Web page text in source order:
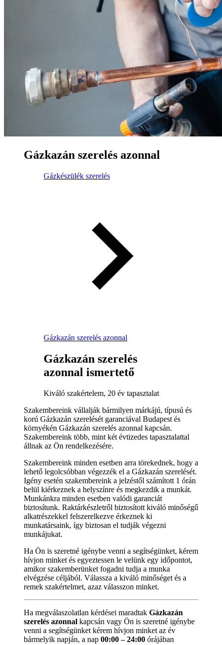
Gázkazán szerelés azonnal
Gázkészülék szerelés
Gázkazán szerelés azonnal
Gázkazán szerelés
azonnal ismertető
Kiváló szakértelem, 20 év tapasztalat
Szakembereink vállalják bármilyen márkájú, típusú és
korú Gázkazán szerelését garanciával Budapest és
környékén Gázkazán szerelés azonnal kapcsán.
Szakembereink több, mint két évtizedes tapasztalattal
állnak az Ön rendelkezésére.
Szakembereink minden esetben arra törekednek, hogy a
lehető legolcsóbban végezzék el a Gázkazán szerelését.
Igény esetén szakembereink a jelzéstől számított 1 órán
belül kiérkeznek a helyszínre és megkezdik a munkát.
Munkánkra minden esetben valódi garanciát
biztosítunk. Raktárkészletről biztosított kiváló minőségű
alkatrészekkel felszerelkezve érkeznek ki
munkatársaink, így biztosan el tudják végezni
munkájukat.
Ha Ön is szeretné igénybe venni a segítségünket, kérem
hívjon minket és egyeztessen le velünk egy időpontot,
amikor szakemberünket fogadni tudja a munka
elvégzése céljából. Válassza a kiváló minőséget és a
remek szakértelmet, azaz válasszon minket.
Ha megválaszolatlan kérdései maradtak Gázkazán
szerelés azonnal kapcsán vagy Ön is szeretné igénybe
venni a segítségünket kérem hívjon minket az év
bármelyik napján, a nap 00:00 – 24:00 órájában